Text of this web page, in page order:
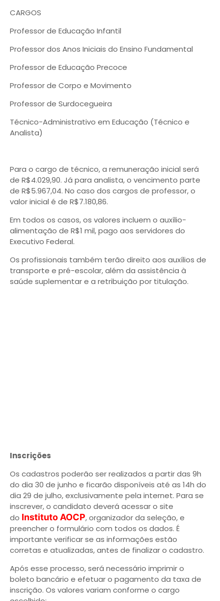
CARGOS
Professor de Educação Infantil
Professor dos Anos Iniciais do Ensino Fundamental
Professor de Educação Precoce
Professor de Corpo e Movimento
Professor de Surdocegueira
Técnico-Administrativo em Educação (Técnico e
Analista)
Para o cargo de técnico, a remuneração inicial será
de R$4.029,90. Já para analista, o vencimento parte
de R$5.967,04. No caso dos cargos de professor, o
valor inicial é de R$7.180,86.
Em todos os casos, os valores incluem o auxílio-
alimentação de R$1 mil, pago aos servidores do
Executivo Federal.
Os profissionais também terão direito aos auxílios de
transporte e pré-escolar, além da assistência à
saúde suplementar e a retribuição por titulação.
Inscrições
Os cadastros poderão ser realizados a partir das 9h
do dia 30 de junho e ficarão disponíveis até as 14h do
dia 29 de julho, exclusivamente pela internet. Para se
inscrever, o candidato deverá acessar o site
do Instituto AOCP, organizador da seleção, e
preencher o formulário com todos os dados. É
importante verificar se as informações estão
corretas e atualizadas, antes de finalizar o cadastro.
Após esse processo, será necessário imprimir o
boleto bancário e efetuar o pagamento da taxa de
inscrição. Os valores variam conforme o cargo